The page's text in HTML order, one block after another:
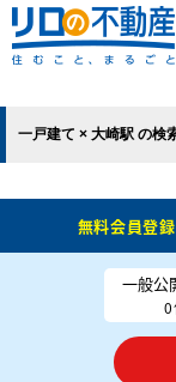
一戸建て × 大崎駅 の検
無料会員登
一般公
0